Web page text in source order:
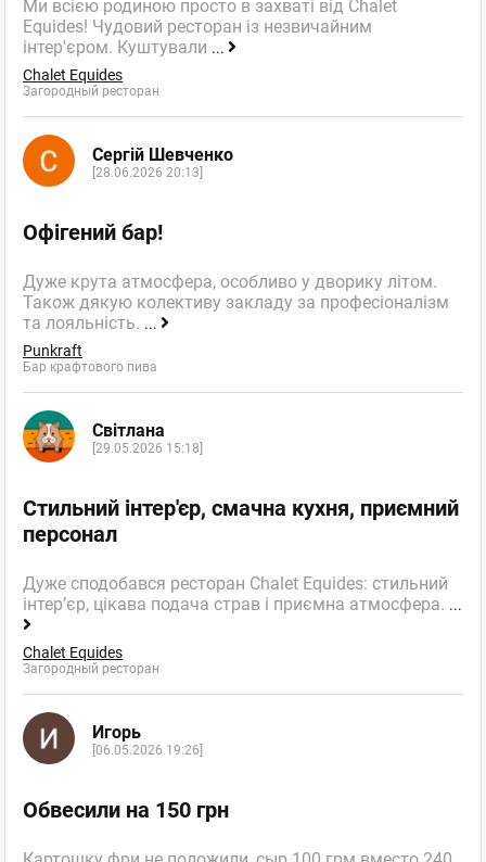
Ми всією родиною просто в захваті від Chalet
Equides! Чудовий ресторан із незвичайним
інтер'єром. Куштували ...
Chalet Equides
Загородный ресторан
Сергій Шевченко
[28.06.2026 20:13]
Офігений бар!
Дуже крута атмосфера, особливо у дворику літом.
Також дякую колективу закладу за професіоналізм
та лояльність. ...
Punkraft
Бар крафтового пива
Світлана
[29.05.2026 15:18]
Стильний інтер'єр, смачна кухня, приємний
персонал
Дуже сподобався ресторан Chalet Equides: стильний
інтер’єр, цікава подача страв і приємна атмосфера. ...
Chalet Equides
Загородный ресторан
Игорь
[06.05.2026 19:26]
Обвесили на 150 грн